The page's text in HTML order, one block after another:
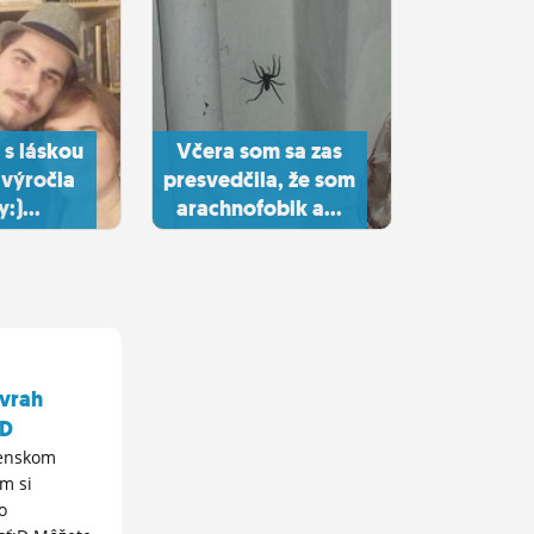
s láskou
Včera som sa zas
presvedčila, že som
arachnofobik a...
si